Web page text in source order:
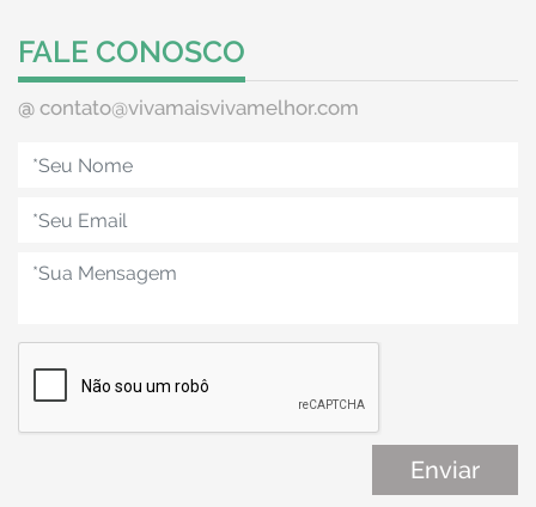
FALE CONOSCO
@ contato@vivamaisvivamelhor.com